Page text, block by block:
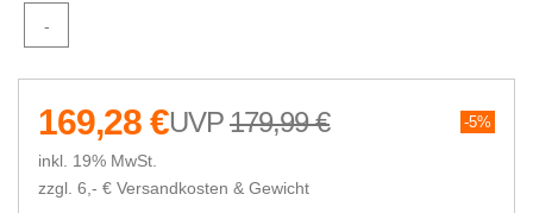
-
179,99 € 5%
169,28 €
inkl. 19% MwSt.
zzgl. 6,- € Versandkosten & Gewicht